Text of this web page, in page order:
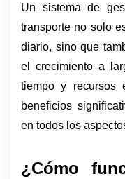
Un sistema de
transporte no solo
diario, sino que
el crecimiento a
tiempo y recursos
beneficios
en todos los
¿Cómo